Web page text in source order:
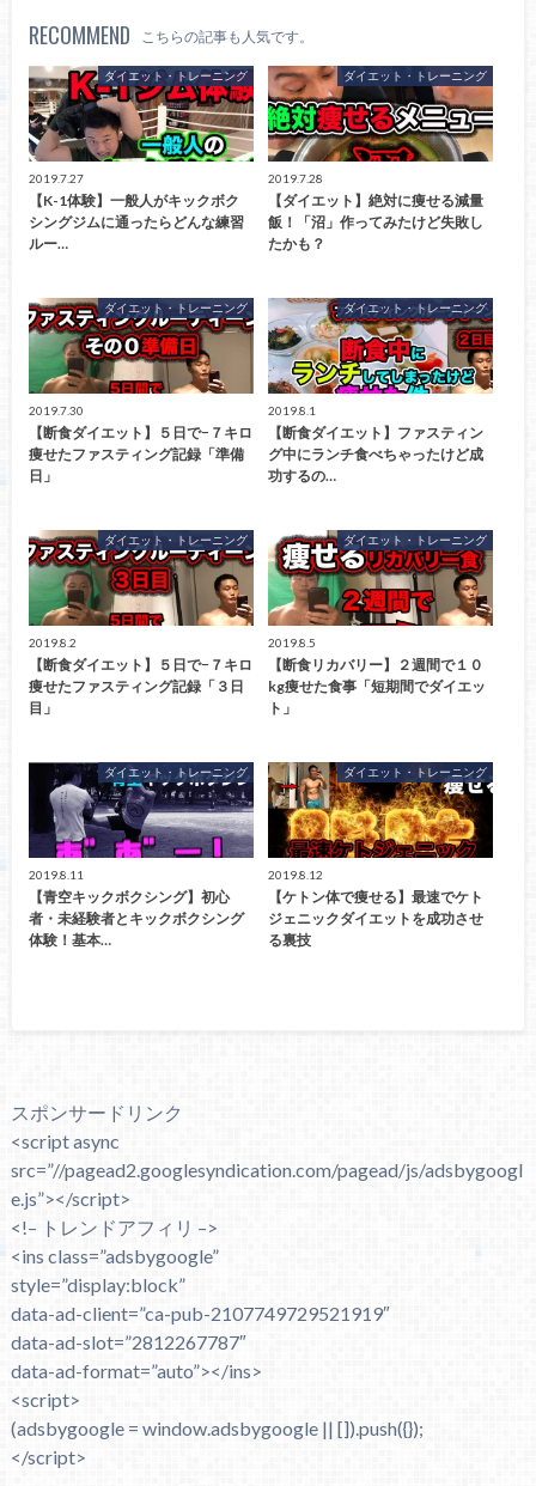
RECOMMEND こちらの記事も人気です。
ダイエット・トレーニング
2019.7.27
【K-1体験】一般人がキックボク
シングジムに通ったらどんな練習
ルー…
ダイエット・トレーニング
2019.7.28
【ダイエット】絶対に痩せる減量
飯！「沼」作ってみたけど失敗し
たかも？
ダイエット・トレーニング
2019.7.30
【断食ダイエット】５日で−７キロ
痩せたファスティング記録「準備
日」
ダイエット・トレーニング
2019.8.1
【断食ダイエット】ファスティン
グ中にランチ食べちゃったけど成
功するの…
ダイエット・トレーニング
2019.8.2
【断食ダイエット】５日で−７キロ
痩せたファスティング記録「３日
目」
ダイエット・トレーニング
2019.8.5
【断食リカバリー】２週間で１０
kg痩せた食事「短期間でダイエッ
ト」
ダイエット・トレーニング
2019.8.11
【青空キックボクシング】初心
者・未経験者とキックボクシング
体験！基本…
ダイエット・トレーニング
2019.8.12
【ケトン体で痩せる】最速でケト
ジェニックダイエットを成功させ
る裏技
スポンサードリンク
<script async
src=”//pagead2.googlesyndication.com/pagead/js/adsbygoogl
e.js”></script>
<!– トレンドアフィリ –>
<ins class=”adsbygoogle”
style=”display:block”
data-ad-client=”ca-pub-2107749729521919″
data-ad-slot=”2812267787″
data-ad-format=”auto”></ins>
<script>
(adsbygoogle = window.adsbygoogle || []).push({});
</script>